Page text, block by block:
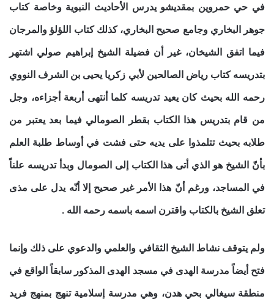
في حي حمروين بمقديشو يدرس الأحاديث النبوية وخاصة كتاب
جوهر البخاري وجامع صحيح البخاري، كذلك كتاب اللؤلؤ والمرجان
فيما اتفق الشيخان، غير أن فضيلة الشيخ إبراهيم صولي اشتهر
بتدريسه كتاب رياض الصالحين لأبي زكريا يحيى بن الشرف النووي
رحمه الله بحيث كان يعيد تدريسه كلما أنتهى أربعة أجزاءه، وجل
من قام بتدريس هذا الكتاب بقطر الصومالي فيما بعد يعتبر من
طلابه بحيث تتلمذوا على يديه حتى فشت في أوساط طلبة العلم
بأنّ الشيخ هو الذي أتى هذا الكتاب إلى الصومال وبدأ تدريسه علناً
في المساجد، ورغم أنّ هذا الأمر غير صحيح إلا أنّه يدل على مذى
تعلق الشيخ بالكتاب واقترن اسمه باسمه رحمه الله .
ولم يتوقف نشاط الشيخ الثقافي والعلمي والدعوي على ذلك وإنما
فتح أيضاً مدرسة الهدى في مسجد الهدى المذكور سابقاً الواقع في
منطقة سيغالي بحي هدن، وهي مدرسة إسلامية تنهج بمنهج فريد